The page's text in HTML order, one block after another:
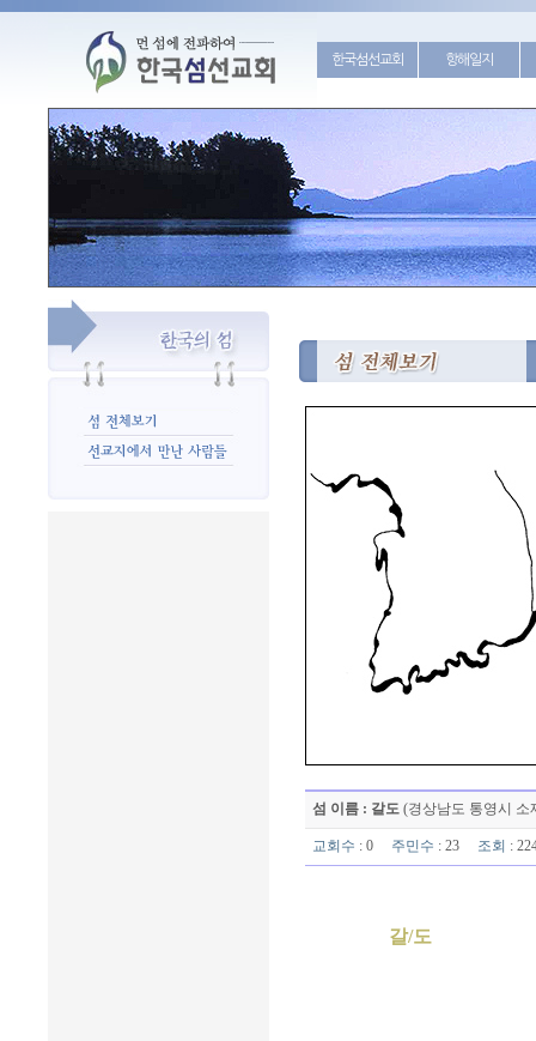
한국섬선교회 항해일지
섬 이름 : 갈도 (경상남도 통영시 소
교회수 : 0 주민수 : 23 조회 :
갈/도